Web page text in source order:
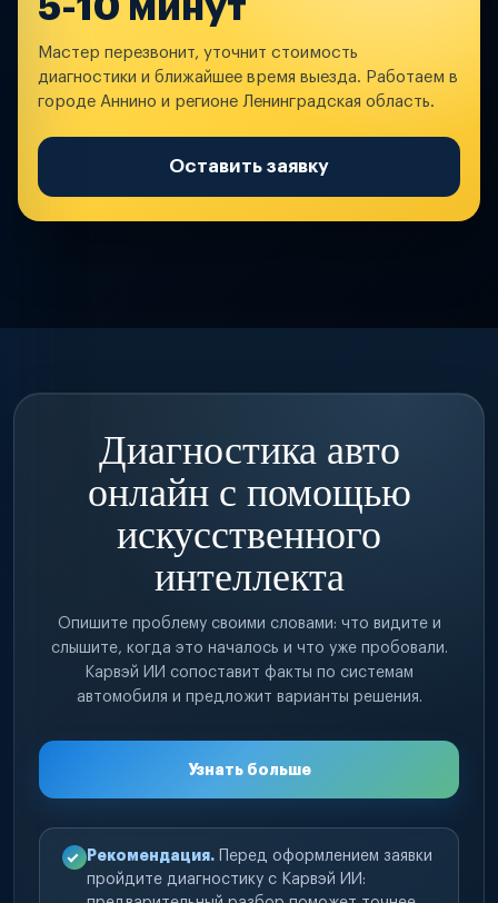
5-10 минут
Мастер перезвонит, уточнит стоимость
диагностики и ближайшее время выезда. Работаем в
городе Аннино и регионе Ленинградская область.
Оставить заявку
Диагностика авто
онлайн с помощью
искусственного
интеллекта
Опишите проблему своими словами: что видите и
слышите, когда это началось и что уже пробовали.
Карвэй ИИ сопоставит факты по системам
автомобиля и предложит варианты решения.
Узнать больше
Рекомендация. Перед оформлением заявки
пройдите диагностику с Карвэй ИИ: